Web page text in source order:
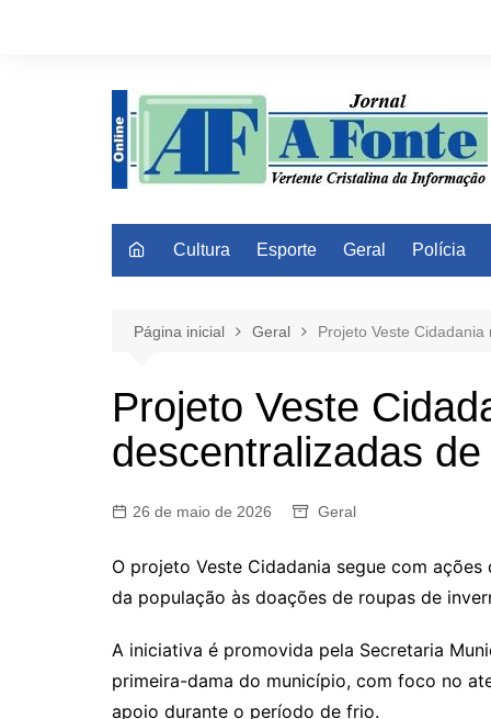
Cultura Esporte Geral Polícia
Página inicial Geral Projeto Veste
Projeto Veste
descentralizadas
26 de maio de 2026 Geral
O projeto Veste Cidadania segue com
da população às doações de roupas de
A iniciativa é promovida pela Secretaria
primeira-dama do município, com foco no
apoio durante o período de frio.